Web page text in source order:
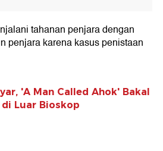
tahanan penjara dengan
penjara karena kasus penistaan
'A Man Called Ahok' Bakal
Luar Bioskop